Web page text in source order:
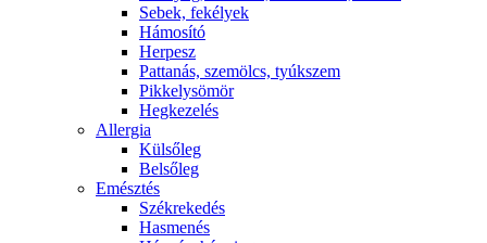
Sebek, fekélyek
Hámosító
Herpesz
Pattanás, szemölcs, tyúkszem
Pikkelysömör
Hegkezelés
Allergia
Külsőleg
Belsőleg
Emésztés
Székrekedés
Hasmenés